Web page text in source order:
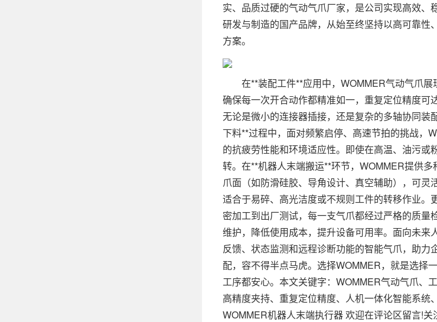
实、品质过硬的气动气爪厂家，是公司实现高效
研发与制造的国产品牌，从始至终坚持以高可靠
方案。
在**装配工件**应用中，WOMMER气动气爪展
确保每一次开合动作都精准如一，重复定位精度可
无论是微小的连接器插接，还是复杂的多轴协同装
下料**过程中，面对频繁启停、高速节拍的挑战，
的抗疲劳性能和环境适应性。即使在高温、油污
转。在**机器人末端搬运**环节，WOMMER提供
爪面（如防滑硅胶、导角设计、真空辅助），可
适合于易碎、高光洁度或不规则工件的转移作业
密加工到出厂测试，每一支气爪都经过严格的质
维护，降低使用成本，提升设备可用率。面向未
反馈、状态监测和远程诊断功能的智能气爪，助
配，容不得半点马虎。选择WOMMER，就是选择
工序都安心。本文关键字：WOMMER气动气爪、
高精度夹持、重复定位精度、人机一体化智能系
WOMMER机器人末端执行器 欢迎在评论区留言!